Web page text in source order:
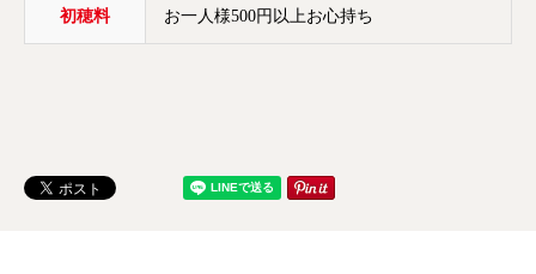
初穂料 お一人様500円以上お心持ち